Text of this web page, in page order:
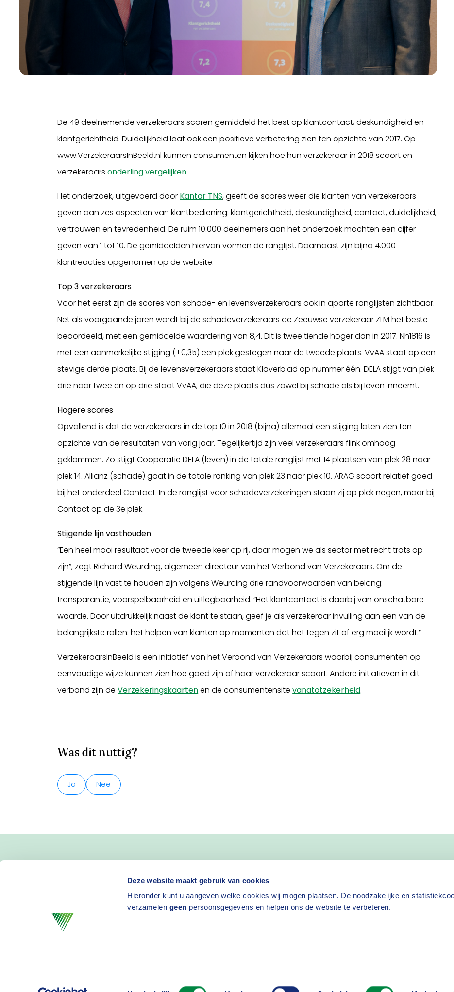
Deze website maakt gebruik van cookies
Hieronder kunt u aangeven welke cookies wij mogen plaatsen. De noodzakelijke en
verzamelen geen persoonsgegevens en helpen ons de website te verbeteren.
Toestemmingsselectie
De 49 deelnemende verzekeraars scoren gemiddeld het best op klantcontact, deskundigheid en
klantgerichtheid. Duidelijkheid laat ook een positieve verbetering zien ten opzichte van 2017. Op
www.VerzekeraarsInBeeld.nl kunnen consumenten kijken hoe hun verzekeraar in 2018 scoort en
verzekeraarsonderling vergelijken.
Het onderzoek, uitgevoerd door Kantar TNS, geeft de scores weer die klanten van verzekeraars
geven aan zes aspecten van klantbediening: klantgerichtheid, deskundigheid, contact, duidelijkheid,
vertrouwen en tevredenheid. De ruim 10.000 deelnemers aan het onderzoek mochten een cijfer
geven van 1 tot 10. De gemiddelden hiervan vormen de ranglijst. Daarnaast zijn bijna 4.000
klantreacties opgenomen op de website.
Top 3 verzekeraars
Voor het eerst zijn de scores van schade- en levensverzekeraars ook in aparte ranglijsten zichtbaar.
Net als voorgaande jaren wordt bij de schadeverzekeraars de Zeeuwse verzekeraar ZLM het beste
beoordeeld, met een gemiddelde waardering van 8,4. Dit is twee tiende hoger dan in 2017. Nh1816 is
met een aanmerkelijke stijging (+0,35) een plek gestegen naar de tweede plaats. VvAA staat op een
stevige derde plaats. Bij de levensverzekeraars staat Klaverblad op nummer één. DELA stijgt van plek
drie naar twee en op drie staat VvAA, die deze plaats dus zowel bij schade als bij leven inneemt.
Hogere scores
Opvallend is dat de verzekeraars in de top 10 in 2018 (bijna) allemaal een stijging laten zien ten
opzichte van de resultaten van vorig jaar. Tegelijkertijd zijn veel verzekeraars flink omhoog
geklommen. Zo stijgt Coöperatie DELA (leven) in de totale ranglijst met 14 plaatsen van plek 28 naar
plek 14. Allianz (schade) gaat in de totale ranking van plek 23 naar plek 10. ARAG scoort relatief goed
bij het onderdeel Contact. In de ranglijst voor schadeverzekeringen staan zij op plek negen, maar bij
Contact op de 3e plek.
Stijgende lijn vasthouden
“Een heel mooi resultaat voor de tweede keer op rij, daar mogen we als sector met recht trots op
zijn”, zegt Richard Weurding, algemeen directeur van het Verbond van Verzekeraars. Om de
stijgende lijn vast te houden zijn volgens Weurding drie randvoorwaarden van belang:
transparantie, voorspelbaarheid en uitlegbaarheid. “Het klantcontact is daarbij van onschatbare
waarde. Door uitdrukkelijk naast de klant te staan, geef je als verzekeraar invulling aan een van de
belangrijkste rollen: het helpen van klanten op momenten dat het tegen zit of erg moeilijk wordt.”
VerzekeraarsInBeeld is een initiatief van het Verbond van Verzekeraars waarbij consumenten op
eenvoudige wijze kunnen zien hoe goed zijn of haar verzekeraar scoort. Andere initiatieven in dit
verband zijn deVerzekeringskaartenen de consumentensitevanatotzekerheid.
Was dit nuttig?
Ja Nee
Blijf op de hoogte van nieuws
en activiteiten
Nieuwsbrief aanvragen